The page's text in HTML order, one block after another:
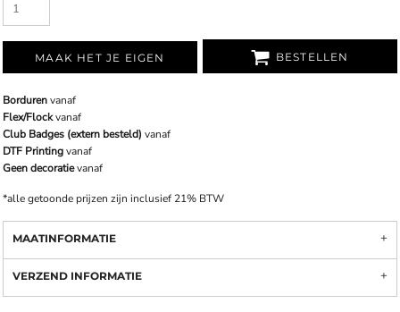
MAAK HET JE EIGEN BESTELLEN
Bordurenvanaf
Flex/Flockvanaf
Club Badges (extern besteld) vanaf
DTF Printingvanaf
Geen decoratievanaf
*alle getoonde prijzen zijn inclusief 21% BTW
MAATINFORMATIE
VERZEND INFORMATIE